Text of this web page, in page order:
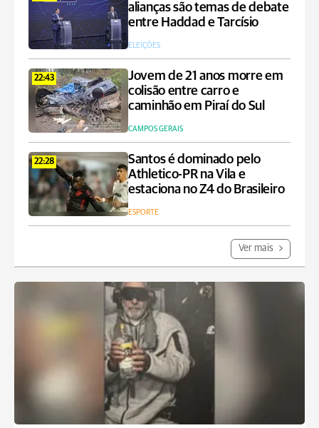
alianças são temas de debate
entre Haddad e Tarcísio
ELEIÇÕES
22:43
Jovem de 21 anos morre em
colisão entre carro e
caminhão em Piraí do Sul
CAMPOS GERAIS
22:28
Santos é dominado pelo
Athletico-PR na Vila e
estaciona no Z4 do Brasileiro
ESPORTE
Ver mais